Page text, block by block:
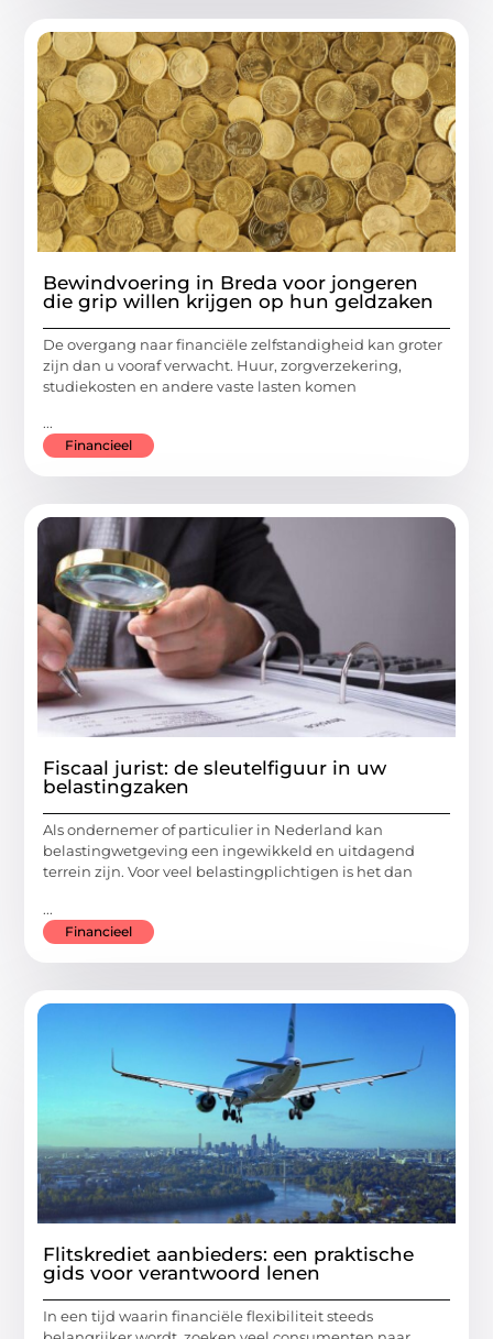
Bewindvoering in Breda voor jongeren
die grip willen krijgen op hun geldzaken
De overgang naar financiële zelfstandigheid kan groter
zijn dan u vooraf verwacht. Huur, zorgverzekering,
studiekosten en andere vaste lasten komen
...
Financieel
Fiscaal jurist: de sleutelfiguur in uw
belastingzaken
Als ondernemer of particulier in Nederland kan
belastingwetgeving een ingewikkeld en uitdagend
terrein zijn. Voor veel belastingplichtigen is het dan
...
Financieel
Flitskrediet aanbieders: een praktische
gids voor verantwoord lenen
In een tijd waarin financiële flexibiliteit steeds